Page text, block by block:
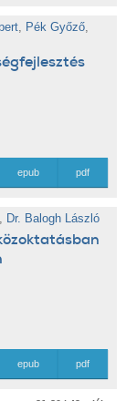
, Pék Győző,
pdf
epub
, Dr. Balogh László
pdf
epub